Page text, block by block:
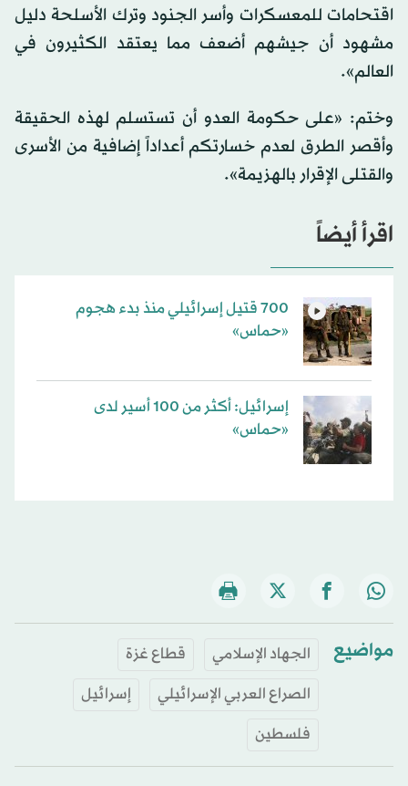
اقتحامات للمعسكرات وأسر الجنود وترك الأسلحة دليل
مشهود أن جيشهم أضعف مما يعتقد الكثيرون في
العالم».
وختم: «على حكومة العدو أن تستسلم لهذه الحقيقة
وأقصر الطرق لعدم خسارتكم أعداداً إضافية من الأسرى
والقتلى الإقرار بالهزيمة».
اقرأ أيضاً
700 قتيل إسرائيلي منذ بدء هجوم
«حماس»
إسرائيل: أكثر من 100 أسير لدى
«حماس»
مواضيع الجهاد الإسلامي
قطاع غزة
الصراع العربي الإسرائيلي
إسرائيل
فلسطين